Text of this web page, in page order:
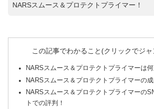
NARSスムース＆プロテクトプライマー！
この記事でわかること(クリックでジャ
NARSスムース＆プロテクトプライマーは何
NARSスムース＆プロテクトプライマーの
NARSスムース＆プロテクトプライマーの
トでの評判！